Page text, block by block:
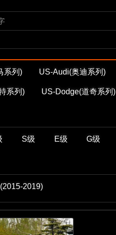
系列) US-Audi(奥迪系列)
系列) US-Dodge(道奇系列)
S级 E级 G级
2019)